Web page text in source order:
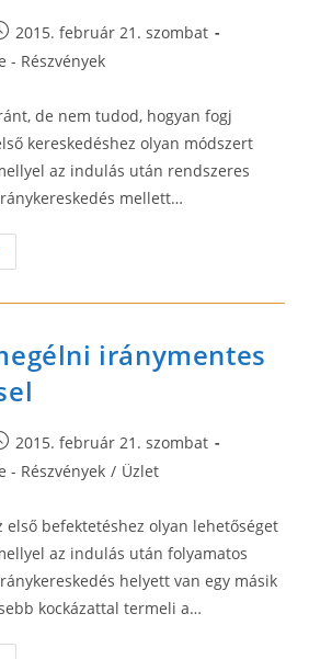
2015. február 21. szombat
- Részvények
de nem tudod, hogyan fogj
kereskedéshez olyan módszert
az indulás után rendszeres
mellett…
iránymentes
2015. február 21. szombat
- Részvények / Üzlet
első befektetéshez olyan lehetőséget
az indulás után folyamatos
helyett van egy másik
kockázattal termeli a…